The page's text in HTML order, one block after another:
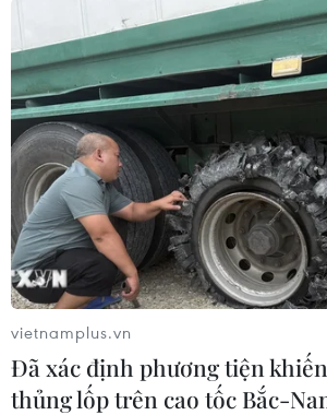
Công an thành phố đảm bảo an
cho các đoàn khách, phân
giao thông trước và trong trận
vietnamplus.vn
Đã xác định phương tiện
thủng lốp trên cao tốc Bắc-